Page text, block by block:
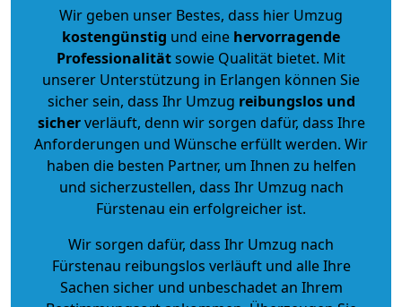
Wir geben unser Bestes, dass hier Umzug
kostengünstig und eine hervorragende
Professionalitätsowie Qualität bietet. Mit
unserer Unterstützung in Erlangen können Sie
sicher sein, dass Ihr Umzug reibungslos und
sicherverläuft, denn wir sorgen dafür, dass Ihre
Anforderungen und Wünsche erfüllt werden. Wir
haben die besten Partner, um Ihnen zu helfen
und sicherzustellen, dass Ihr Umzug nach
Fürstenau ein erfolgreicher ist.
Wir sorgen dafür, dass Ihr Umzug nach
Fürstenau reibungslos verläuft und alle Ihre
Sachen sicher und unbeschadet an Ihrem